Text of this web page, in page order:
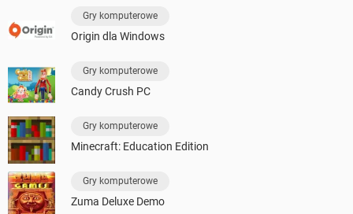
Gry komputerowe
Origin dla Windows
Gry komputerowe
Candy Crush PC
Gry komputerowe
Minecraft: Education Edition
Gry komputerowe
Zuma Deluxe Demo